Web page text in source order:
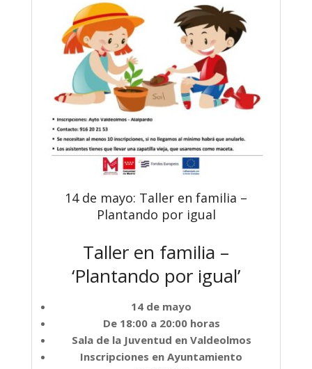
14 de mayo: Taller en familia –
Plantando por igual
Taller en familia –
‘Plantando por igual’
14 de mayo
De 18:00 a 20:00 horas
Sala de la Juventud en Valdeolmos
Inscripciones en Ayuntamiento